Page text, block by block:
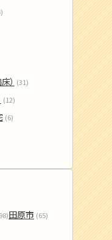
） (31)
(12)
(6)
田原市 (65)